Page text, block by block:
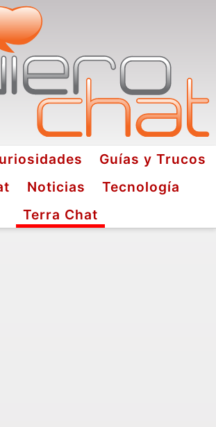
Guías y Trucos
Noticias
Tecnología
Terra Chat